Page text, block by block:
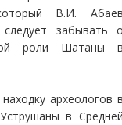
В.И.
забывать
роли Шатаны
археологов
в